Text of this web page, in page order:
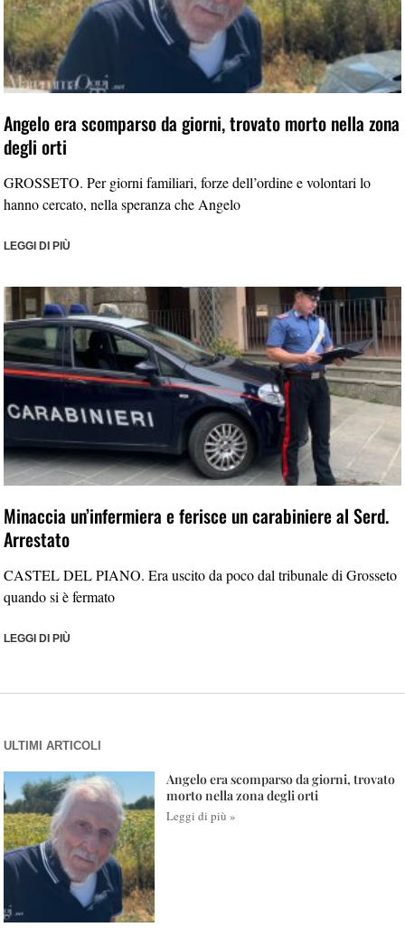
Angelo era scomparso da giorni, trovato morto nella zona
degli orti
GROSSETO. Per giorni familiari, forze dell’ordine e volontari lo
hanno cercato, nella speranza che Angelo
LEGGI DI PIÙ
Minaccia un’infermiera e ferisce un carabiniere al Serd.
Arrestato
CASTEL DEL PIANO. Era uscito da poco dal tribunale di Grosseto
quando si è fermato
LEGGI DI PIÙ
ULTIMI ARTICOLI
Angelo era scomparso da giorni, trovato
morto nella zona degli orti
Leggi di più »